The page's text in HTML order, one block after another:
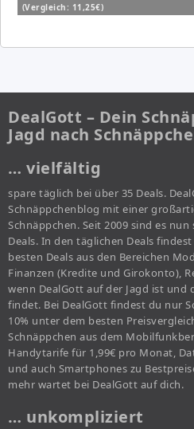
(Vergleich: 11,25€)
DealGott – Dein
Jagd nach
… vielfältig
spare täglich bei über 35 Deals.
Schnäppchenblog mit einer
Schnäppchen. Seit 2009 sind es
Deals. In den täglichen Deals
besten Deals aus den Bereichen
Finanzen (Kredite und Girokonto),
wenn DealGott auf der Jagd ist und
findet. Bei DealGott findest du nur
10% unter dem besten
Schnäppchen aus dem
Handytarife für 1,99€ pro Monat,
und auch Smartphones zu
mehr wartet bei DealGott auf dich.
… unkompliziert